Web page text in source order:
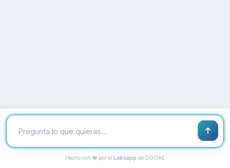
Escribe tu pregunta
Hecho con por el Labsapp de DGOAE